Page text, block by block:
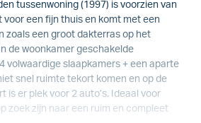
tussenwoning (1997) is voorzien van
voor een fijn thuis en komt met een
zoals een groot dakterras op het
de woonkamer geschakelde
volwaardige slaapkamers + een aparte
snel ruimte tekort komen en op de
is er plek voor 2 auto’s. Ideaal voor
zoek zijn naar een ruim en compleet